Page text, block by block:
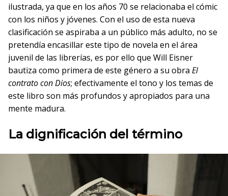
ilustrada, ya que en los años 70 se relacionaba el cómic
con los niños y jóvenes. Con el uso de esta nueva
clasificación se aspiraba a un público más adulto, no se
pretendía encasillar este tipo de novela en el área
juvenil de las librerías, es por ello que Will Eisner
bautiza como primera de este género a su obra El
contrato con Dios; efectivamente el tono y los temas de
este libro son más profundos y apropiados para una
mente madura.
La dignificación del término